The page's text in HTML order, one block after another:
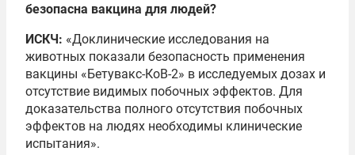
безопасна вакцина для людей?
ИСКЧ: «Доклинические исследования на
животных показали безопасность применения
вакцины «Бетувакс-КоВ-2» в исследуемых дозах и
отсутствие видимых побочных эффектов. Для
доказательства полного отсутствия побочных
эффектов на людях необходимы клинические
испытания».